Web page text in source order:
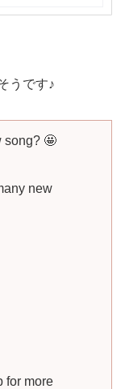
うです♪
song? 🤩
new
for more